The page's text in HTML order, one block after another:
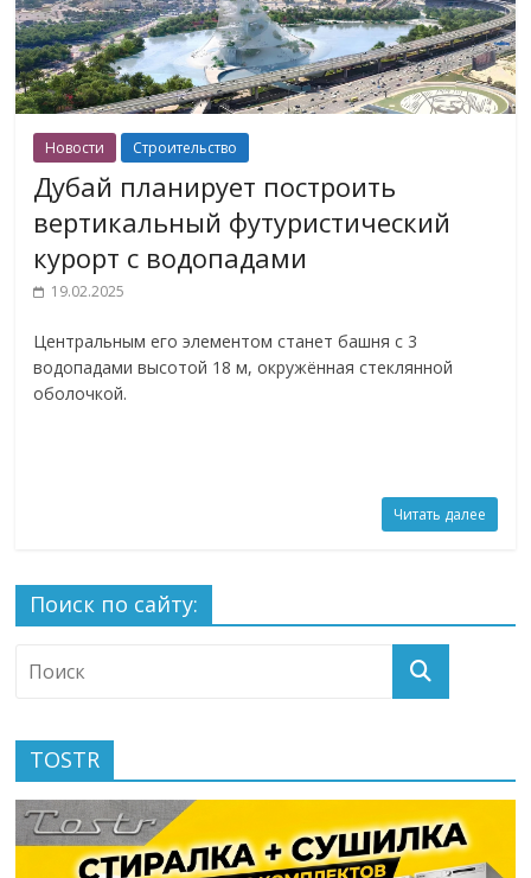
Новости Строительство
Дубай планирует построить
вертикальный футуристический
курорт с водопадами
19.02.2025
Центральным его элементом станет башня с 3
водопадами высотой 18 м, окружённая стеклянной
оболочкой.
Читать далее
Поиск по сайту:
TOSTR